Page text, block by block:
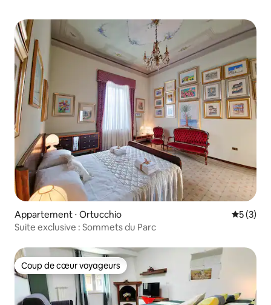
Appartement ⋅ Ortucchio
5 (3)
Suite exclusive : Sommets du Parc
Coup de cœur voyageurs
Coup de cœur voyageurs